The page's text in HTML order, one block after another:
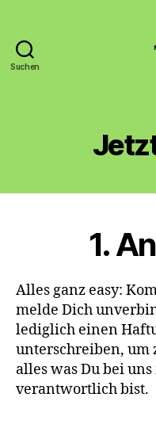
Suchen
1.
Alles ganz easy:
melde Dich
lediglich einen
unterschreiben, um
alles was Du bei
verantwortlich bist.